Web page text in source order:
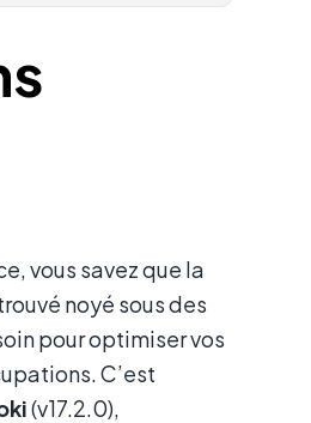
vous savez que la
noyé sous des
pour optimiser vos
C’est
(v17.2.0),